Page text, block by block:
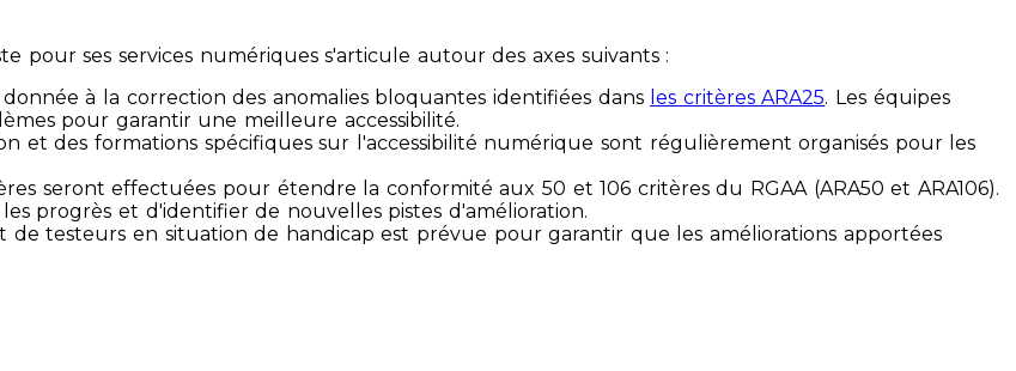
pour ses services numériques s'articule autour des axes suivants :
à la correction des anomalies bloquantes identifiées dans les critères ARA25. Les équipes
pour garantir une meilleure accessibilité.
et des formations spécifiques sur l'accessibilité numérique sont régulièrement organisés pour les
seront effectuées pour étendre la conformité aux 50 et 106 critères du RGAA (ARA50 et ARA106).
progrès et d'identifier de nouvelles pistes d'amélioration.
de testeurs en situation de handicap est prévue pour garantir que les améliorations apportées